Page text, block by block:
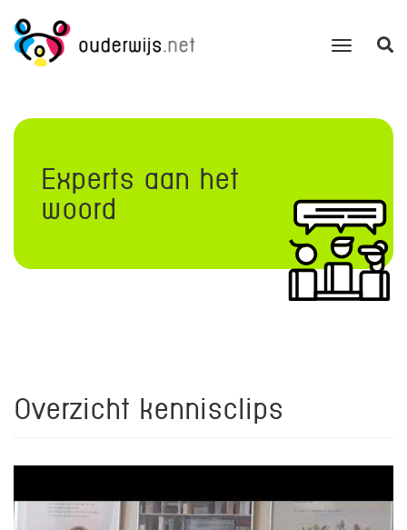
Experts aan het
woord
Overzicht kennisclips